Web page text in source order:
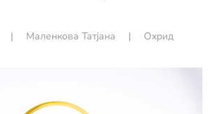
Маленкова Татјана | Охрид